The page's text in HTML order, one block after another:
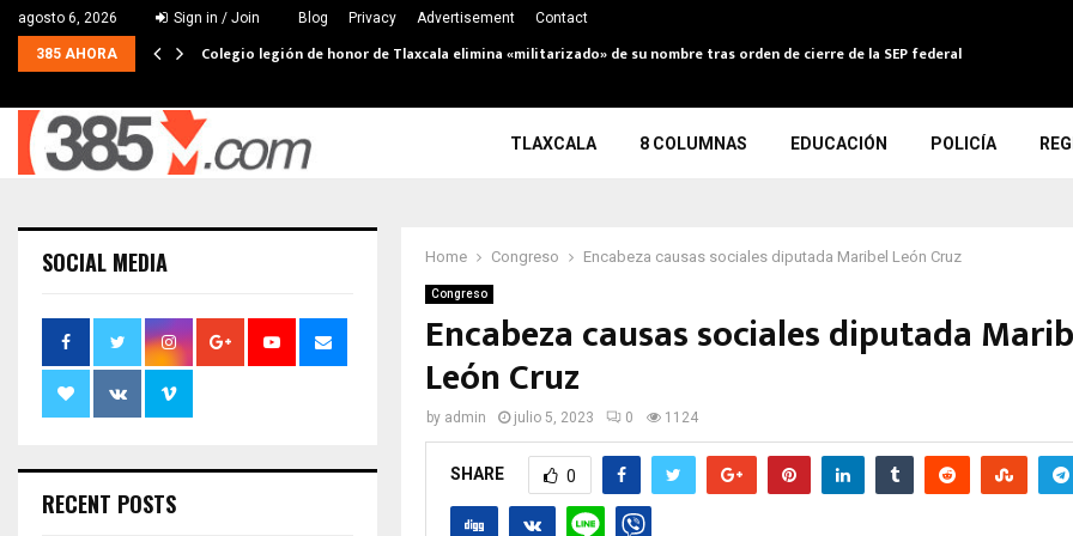
agosto 6, 2026 Sign in / Join Blog Privacy Advertisement Contact
385 AHORA Colegio legión de honor de Tlaxcala elimina «militarizado» de su nombre tras orden de cierre de la SEP federal
TLAXCALA 8 COLUMNAS EDUCACIÓN POLICÍA
Home Congreso Encabeza causas sociales diputada Maribel León Cruz
Congreso
Encabeza causas sociales diputada
León Cruz
by admin julio 5, 2023 0 1124
SHARE 0
SOCIAL MEDIA
RECENT POSTS